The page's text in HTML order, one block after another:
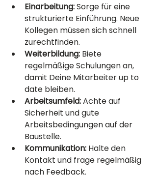
Einarbeitung: Sorge für eine
strukturierte Einführung. Neue
Kollegen müssen sich schnell
zurechtfinden.
Weiterbildung: Biete
regelmäßige Schulungen an,
damit Deine Mitarbeiter up to
date bleiben.
Arbeitsumfeld: Achte auf
Sicherheit und gute
Arbeitsbedingungen auf der
Baustelle.
Kommunikation: Halte den
Kontakt und frage regelmäßig
nach Feedback.